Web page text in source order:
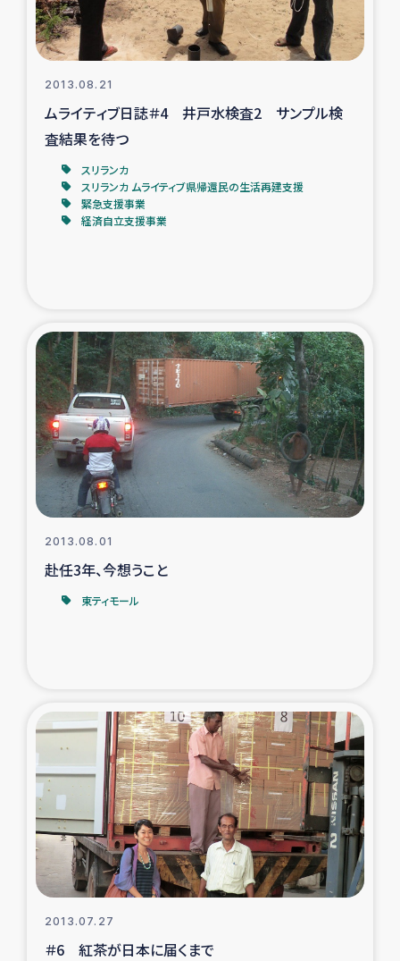
シリア国内避難民・帰還民の生活再建支援
トルコにおけるシリア難民支援事業
インドネシア中部 スラウェシの地震・津波被災者支援
スリランカ ジャフナ県干物事業
スリランカの南北女性をつなぐサリー・リサイクル・プロ
ジェクト
復興支援事業
民際教育事業
女性グループPIFWANITAによる食品加工事業
令和6年能登半島地震 緊急支援
タイ国境ミャンマー移民子ども支援
漁民によるマングローブ植林活動
レバノンでのシリア難民への食糧・越冬支援
レバノンにおける緊急支援
レバノンでのシリア難民への教育支援事業
2013.08.21
ムライティブ日誌＃4 井戸水検査2 サンプル検
査結果を待つ
スリランカ
スリランカ ムライティブ県帰還民の生活再建支援
緊急支援事業
経済自立支援事業
2013.08.01
赴任3年、今想うこと
東ティモール
2013.07.27
＃6 紅茶が日本に届くまで